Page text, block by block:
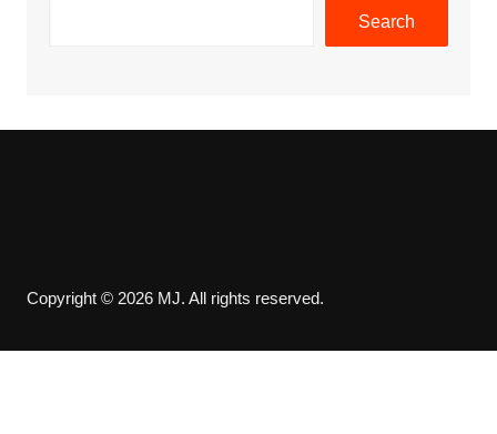
Search
Copyright © 2026 MJ. All rights reserved.